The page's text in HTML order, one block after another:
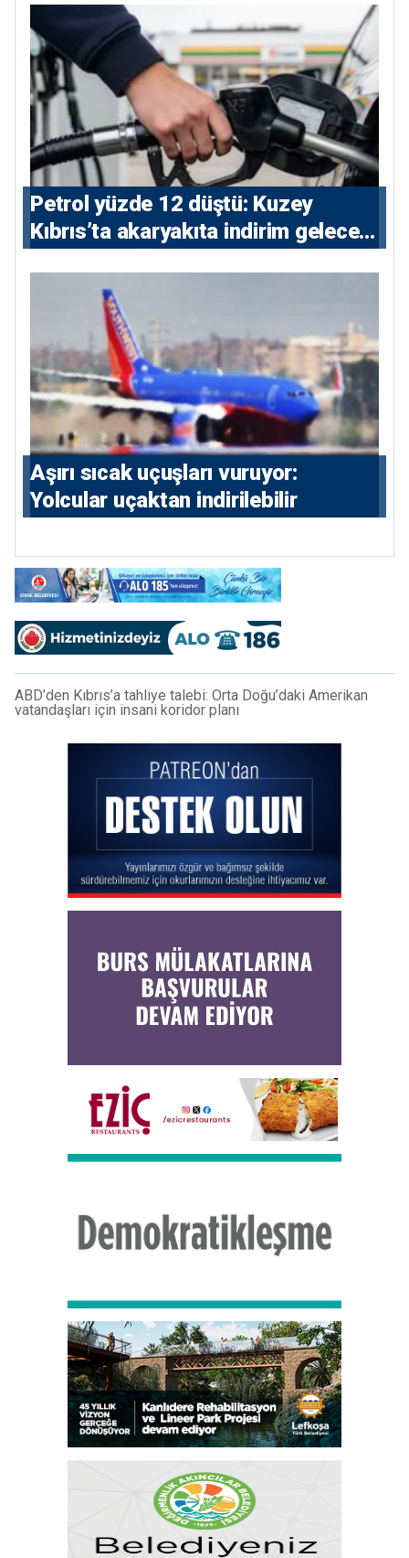
Petrol yüzde 12 düştü: Kuzey
Kıbrıs’ta akaryakıta indirim gelecek
Aşırı sıcak uçuşları vuruyor:
Yolcular uçaktan indirilebilir
ABD’den Kıbrıs’a tahliye talebi: Orta Doğu’daki Amerikan
vatandaşları için insani koridor planı